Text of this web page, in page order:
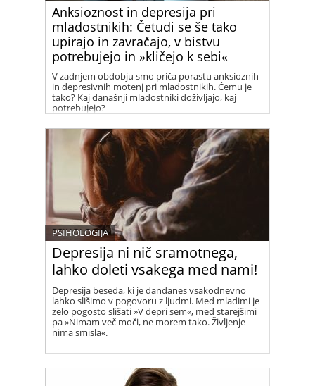
Anksioznost in depresija pri
mladostnikih: Četudi se še tako
upirajo in zavračajo, v bistvu
potrebujejo in »kličejo k sebi«
V zadnjem obdobju smo priča porastu anksioznih
in depresivnih motenj pri mladostnikih. Čemu je
tako? Kaj današnji mladostniki doživljajo, kaj
potrebujejo?
Depresija ni nič sramotnega,
lahko doleti vsakega med nami!
PSIHOLOGIJA
Depresija beseda, ki je dandanes vsakodnevno
lahko slišimo v pogovoru z ljudmi. Med mladimi je
zelo pogosto slišati »V depri sem«, med starejšimi
pa »Nimam več moči, ne morem tako. Življenje
nima smisla«.